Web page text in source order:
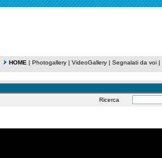
HOME | Photogallery | VideoGallery | Segnalati da voi |
Ricerca